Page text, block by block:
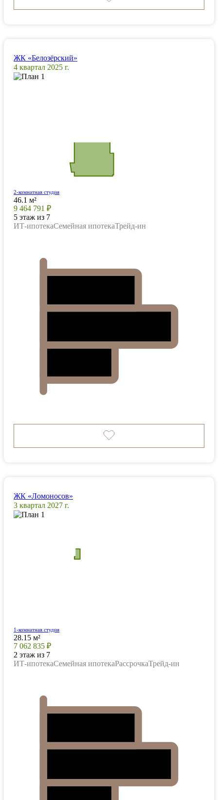
ЖК «Белозёрский»
4 квартал 2025 г.
2-комнатная студия
46.1 м²
9 464 791 ₽
5 этаж из 7
ИТ-ипотекаСемейная ипотекаТрейд-ин
ЖК «Ломоносов»
3 квартал 2027 г.
1-комнатная студия
28.15 м²
7 062 835 ₽
2 этаж из 7
ИТ-ипотекаСемейная ипотекаРассрочкаТрейд-ин